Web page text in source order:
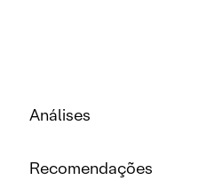
Análises
Recomendações